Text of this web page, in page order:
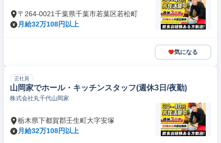
〒264-0021千葉県千葉市若葉区若松町
月給32万108円以上
気になる
正社員
山岡家でホール・キッチンスタッフ(週休3日/夜勤)
株式会社丸千代山岡家
栃木県下都賀郡壬生町大字安塚
月給32万108円以上